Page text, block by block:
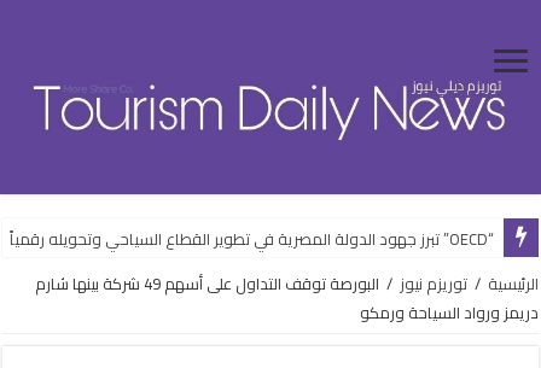
“OECD” تبرز جهود الدولة المصرية في تطوير القطاع السياحي وتحويله رقمياً
الرئيسية / توريزم نيوز /
البورصة توقف التداول على أسهم 49 شركة بينها شارم
دريمز ورواد السياحة ورمكو